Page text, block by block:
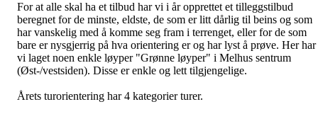
For at alle skal ha et tilbud har vi i år opprettet et tilleggstilbud
beregnet for de minste, eldste, de som er litt dårlig til beins og som
har vanskelig med å komme seg fram i terrenget, eller for de som
bare er nysgjerrig på hva orientering er og har lyst å prøve. Her har
vi laget noen enkle løyper "Grønne løyper" i Melhus sentrum
(Øst-/vestsiden). Disse er enkle og lett tilgjengelige.
Årets turorientering har 4 kategorier turer.